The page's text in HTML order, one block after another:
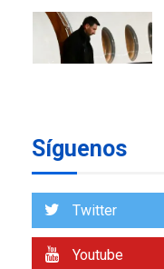
1
Síguenos
Twitter
Youtube